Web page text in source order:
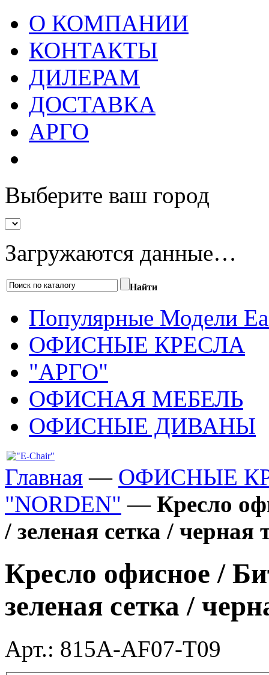
О КОМПАНИИ
КОНТАКТЫ
ДИЛЕРАМ
ДОСТАВКА
АРГО
Выберите ваш город
Загружаются данные…
Найти
Популярные Модели
ОФИСНЫЕ КРЕСЛА
"АРГО"
ОФИСНАЯ МЕБЕЛЬ
ОФИСНЫЕ ДИВАНЫ
Главная — ОФИСНЫЕ
"NORDEN" — Кресло
/ зеленая сетка / черная
Кресло офисное /
зеленая сетка /
Арт.: 815А-AF07-T09